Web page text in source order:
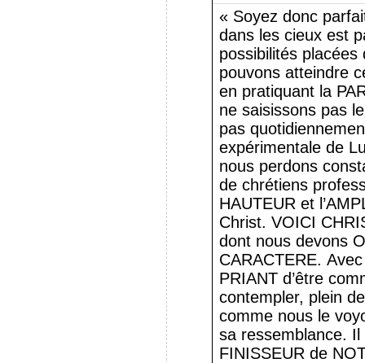
« Soyez donc
dans les cieux est
possibilités
pouvons atteindre
en pratiquant la
ne saisissons pas
pas
expérimentale de
nous perdons
de chrétiens
HAUTEUR et
Christ. VOICI
dont nous devons
CARACTERE.
PRIANT d’être
contempler, plein
comme nous le
sa ressemblance. Il
FINISSEUR de